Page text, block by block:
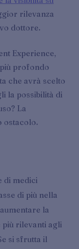
rilevanza
dottore.
Experience,
profondo
che avrà scelto
la possibilità di
La
ostacolo.
di medici
di più nella
la
più rilevanti agli
si sfrutta il